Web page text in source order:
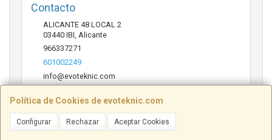
Política de Cookies de evoteknic.com
Configurar Rechazar Aceptar Cookies
Contacto
ALICANTE 48 LOCAL 2
03440 IBI Alicante
966337271
601002249
info@evoteknic.com
Horario